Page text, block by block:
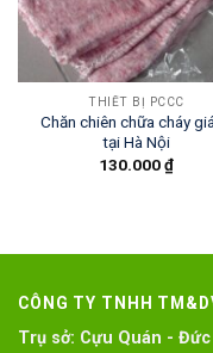
THIẾT BỊ PCCC
Chăn chiên chữa cháy
tại Hà Nội
130.000₫
CÔNG TY TNHH
Trụ sở: Cựu Quán -